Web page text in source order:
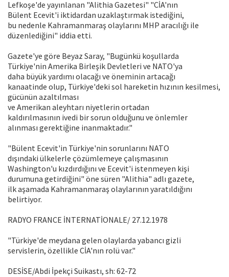
Lefkoşe'de yayınlanan "Alithia Gazetesi" "CİA'nın
Bülent Ecevit'i iktidardan uzaklaştırmak istediğini,
bu nedenle Kahramanmaraş olaylarını MHP aracılığı ile
düzenlediğini" iddia etti.
Gazete'ye göre Beyaz Saray, "Bugünkü koşullarda
Türkiye'nin Amerika Birleşik Devletleri ve NATO'ya
daha büyük yardımı olacağı ve öneminin artacağı
kanaatinde olup, Türkiye'deki sol hareketin hızının kesilmesi,
gücünün azaltılması
ve Amerikan aleyhtarı niyetlerin ortadan
kaldırılmasının ivedi bir sorun olduğunu ve önlemler
alınması gerektiğine inanmaktadır."
"Bülent Ecevit'in Türkiye'nin sorunlarını NATO
dışındaki ülkelerle çözümlemeye çalışmasının
Washington'u kızdırdığını ve Ecevit'i istenmeyen kişi
durumuna getirdiğini" öne süren "Alithia" adlı gazete,
ilk aşamada Kahramanmaraş olaylarının yaratıldığını
belirtiyor.
RADYO FRANCE İNTERNATİONALE/ 27.12.1978
"Türkiye'de meydana gelen olaylarda yabancı gizli
servislerin, özellikle CİA'nın rolü var."
DESİSE/Abdi İpekçi Suikastı, sh: 62-72